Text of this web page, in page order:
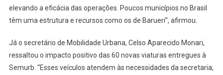
elevando a eficácia das operações. Poucos municípios no Brasil
têm uma estrutura e recursos como os de Barueri”, afirmou.
Já o secretário de Mobilidade Urbana, Celso Aparecido Monari,
ressaltou o impacto positivo das 60 novas viaturas entregues à
Semurb. “Esses veículos atendem às necessidades da secretaria,